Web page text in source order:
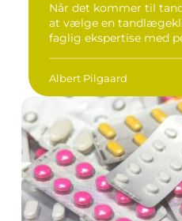
Når det kommer til
at vælge en
faglig ekspertise med
Albert Pilgaard